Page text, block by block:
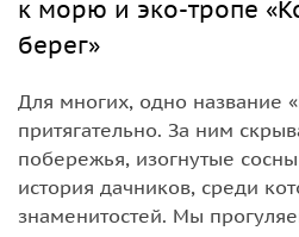
к морю и эко-тропе
берег»
Для многих, одно название
притягательно. За ним
побережья, изогнутые
история дачников, среди
знаменитостей. Мы